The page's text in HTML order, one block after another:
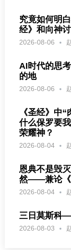
究竟如何明
经》和向神
2026-08-06
AI时代的思
的地
2026-08-06
《圣经》中
什么保罗要
荣耀神？
2026-08-04
恩典不是毁
然——兼论《
2026-08-04
三日莫斯科
2026-08-03